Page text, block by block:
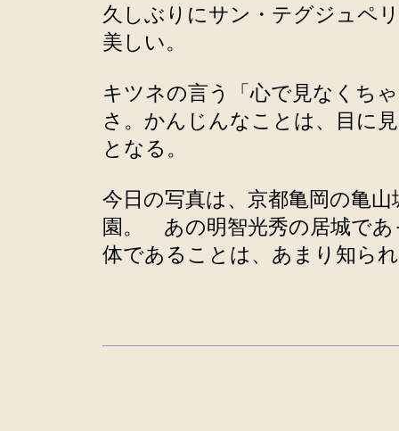
久しぶりにサン・テグジュペ
美しい。
キツネの言う「心で見なくち
さ。かんじんなことは、目に
となる。
今日の写真は、京都亀岡の亀
園。 あの明智光秀の居城であ
体であることは、あまり知ら